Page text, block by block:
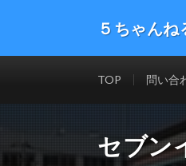
５ちゃん
した。ネタ・速
TOP 問い合
セブン